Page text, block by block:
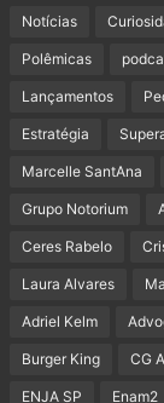
Notícias
Polêmicas
Lançamentos
Estratégia
Marcelle SantAna
Grupo Notorium
Ceres Rabelo
Laura Alvares
Adriel Kelm
Burger King CG
ENJA SP Enam2